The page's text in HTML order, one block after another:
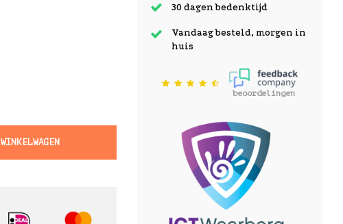
30 dagen bedenktijd
Vandaag besteld, morgen in
huis
beoordelingen